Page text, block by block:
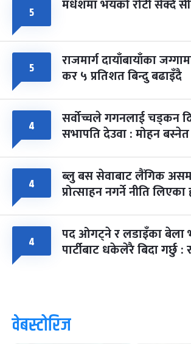
५ मधेशमा भयको रोटी सेक्दै
५ राजमार्ग दायाँबायाँका
कर ५ प्रतिशत बिन्दु बढाइँदै
४ सर्वोच्चले गगनलाई चड्कन
सभापति देउवा : मोहन बस्नेत
४ ब्लु बस सेवाबाट लैंगिक
प्रोत्साहन नगर्ने नीति लिएका
४ पद ओगट्ने र लडाइँका बेला
पार्टीबाट धकेलेरै बिदा गर्छु :
वेबस्टोरिज